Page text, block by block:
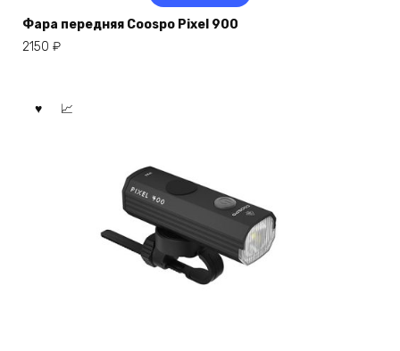
Фара передняя Coospo Pixel 900
2150 ₽